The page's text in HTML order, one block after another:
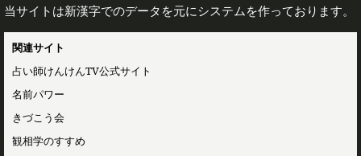
当サイトは新漢字でのデータを元にシステムを作っております。
関連サイト
占い師けんけんTV公式サイト
名前パワー
きづこう会
観相学のすすめ